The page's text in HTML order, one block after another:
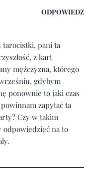
ODPOWIEDZ
tarocistki, pani ta
z kart
mężczyzna, którego
gdybym
ponownie to jaki czas
zapytać ta
Czy w takim
odpowiedzieć na to